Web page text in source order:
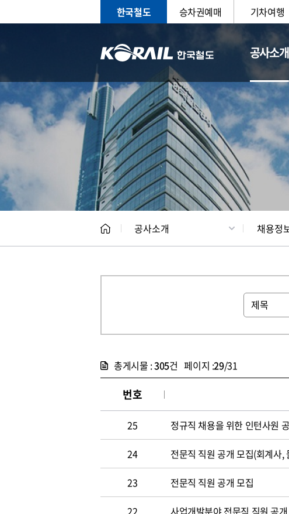
한국철도 승차권예매 기차여행
공사소개
CEO 일반현황
공사소개 채용정
총게시물 :305건 페이지 :29/31
번호
25 정규직 채용을 위한 인턴사원
24 전문직 직원 공개 모집(회계사,
23 전문직 직원 공개 모집
22 사업개발분야 전문직 직원 공